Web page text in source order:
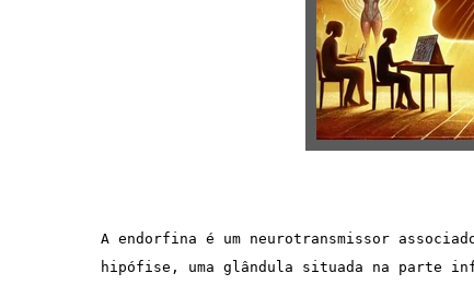
A endorfina é um neurotransmissor
hipófise, uma glândula situada na parte